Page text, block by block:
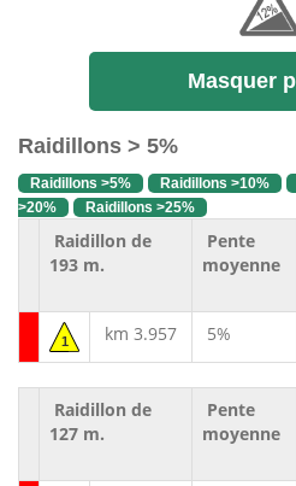
Masquer
Raidillons > 5%
Raidillons >5% Raidillons >10%
>20%
Raidillons >25%
Raidillon de
193 m.
Pente
moyenne
1 km 3.957 5%
Raidillon de
127 m.
Pente
moyenne